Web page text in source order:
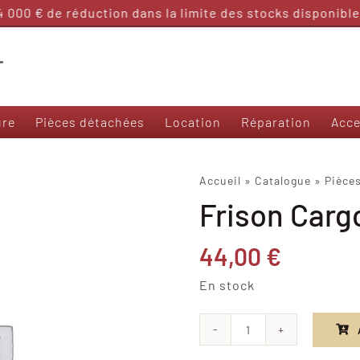
€ de réduction dans la limite des stocks
Nos modèles 50 et sans permis
Pièces détachées Location Réparation
Accueil » Catalogue »
Frison
44,00 €
En stock
quantité